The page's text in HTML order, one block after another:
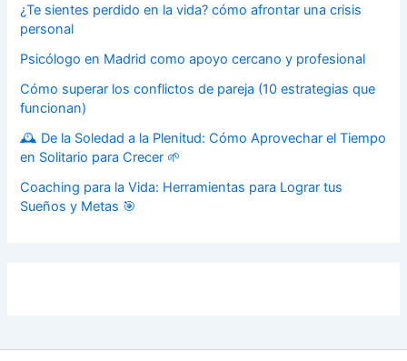
¿Te sientes perdido en la vida? cómo afrontar una crisis
personal
Psicólogo en Madrid como apoyo cercano y profesional
Cómo superar los conflictos de pareja (10 estrategias que
funcionan)
🕰️ De la Soledad a la Plenitud: Cómo Aprovechar el Tiempo
en Solitario para Crecer 🌱
Coaching para la Vida: Herramientas para Lograr tus
Sueños y Metas 🎯